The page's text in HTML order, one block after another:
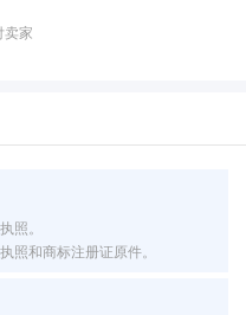
卖家
照。
照和商标注册证原件。